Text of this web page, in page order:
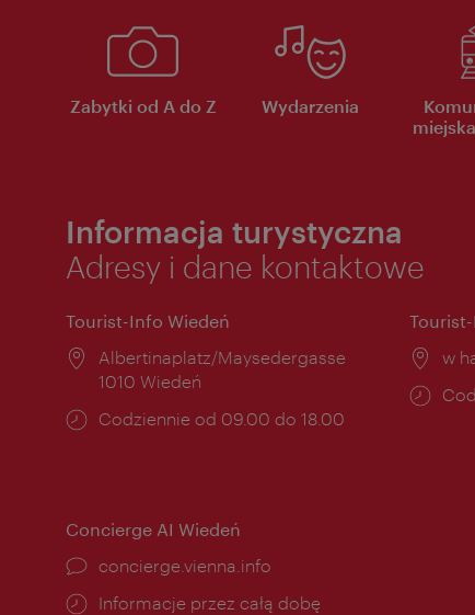
Zabytki od A do Z Wydarzenia
Informacja turystyczna
Adresy i dane kontaktowe
Tourist-Info Wiedeń
Miejsce:
Albertinaplatz/Maysedergasse
1010 Wiedeń
Godziny
Codziennie od 09.00 do 18.00
w
Concierge AI Wiedeń
concierge.vienna.info
Informacje przez całą dobę